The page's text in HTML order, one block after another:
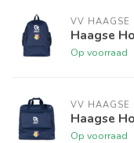
VV HAAGSE
Haagse
Op voorraad
VV HAAGSE
Haagse
Op voorraad